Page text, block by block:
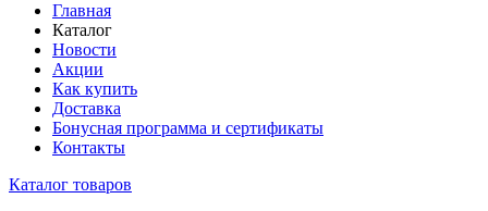
Главная
Каталог
Новости
Акции
Как купить
Доставка
Бонусная программа и сертификаты
Контакты
Каталог товаров